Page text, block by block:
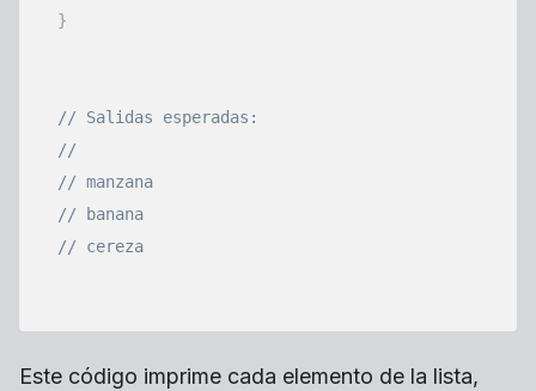
}
// Salidas esperadas:
//
// manzana
// banana
// cereza
Este código imprime cada elemento de la lista,